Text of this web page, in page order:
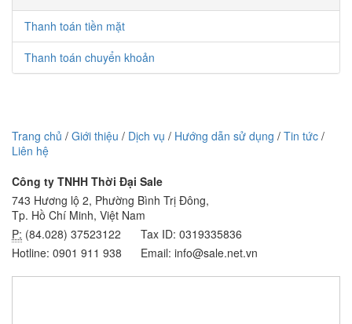
Thanh toán tiền mặt
Thanh toán chuyển khoản
Trang chủ / Giới thiệu / Dịch vụ / Hướng dẫn sử dụng / Tin tức /
Liên hệ
Công ty TNHH Thời Đại Sale
743 Hương lộ 2, Phường Bình Trị Đông,
Tp. Hồ Chí Minh, Việt Nam
P: (84.028) 37523122
Tax ID: 0319335836
Hotline: 0901 911 938
Email: info@sale.net.vn